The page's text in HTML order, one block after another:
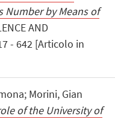
Number by Means of
AND
- 642 [Articolo in
Morini, Gian
of the University of